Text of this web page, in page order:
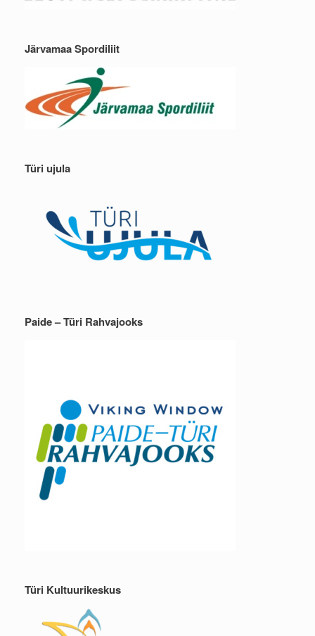
Järvamaa Spordiliit
Türi ujula
Paide – Türi Rahvajooks
Türi Kultuurikeskus